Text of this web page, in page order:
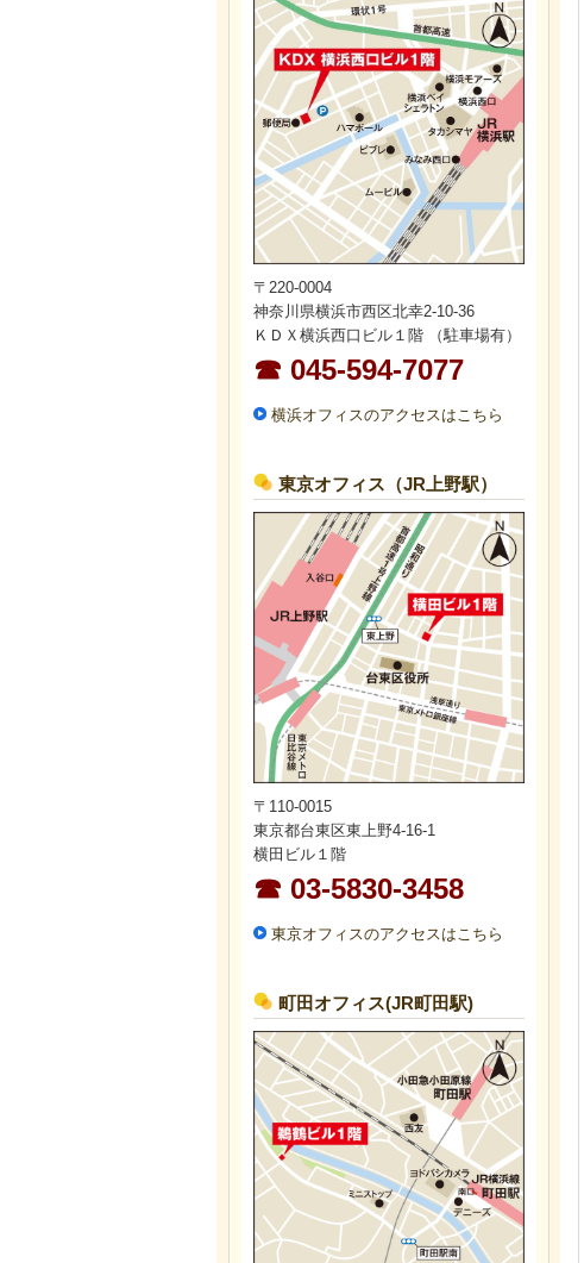
〒220-0004
神奈川県横浜市西区北幸2-10-36
ＫＤＸ横浜西口ビル１階 （駐車場有）
☎ 045-594-7077
横浜オフィスのアクセスはこちら
東京オフィス（JR上野駅）
〒110-0015
東京都台東区東上野4-16-1
横田ビル１階
☎ 03-5830-3458
東京オフィスのアクセスはこちら
町田オフィス(JR町田駅)